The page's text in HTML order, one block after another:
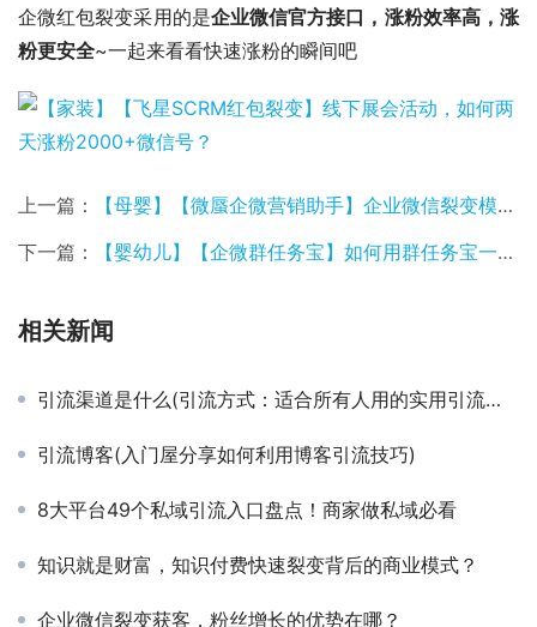
企微红包裂变采用的是企业微信官方接口，涨粉效率高，涨
粉更安全~一起来看看快速涨粉的瞬间吧
上一篇：
【母婴】【微蜃企微营销助手】企业微信裂变模式案例
下一篇：
【婴幼儿】【企微群任务宝】如何用群任务宝一天裂变6000余人入群
相关新闻
引流渠道是什么(引流方式：适合所有人用的实用引流方法)
引流博客(入门屋分享如何利用博客引流技巧)
8大平台49个私域引流入口盘点！商家做私域必看
知识就是财富，知识付费快速裂变背后的商业模式？
企业微信裂变获客，粉丝增长的优势在哪？